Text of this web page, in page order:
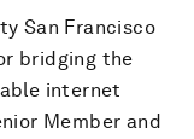
San Francisco
bridging the
internet
Member and